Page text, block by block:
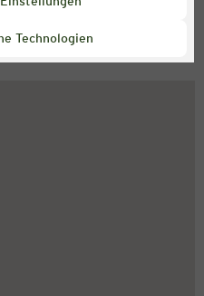
Technologien